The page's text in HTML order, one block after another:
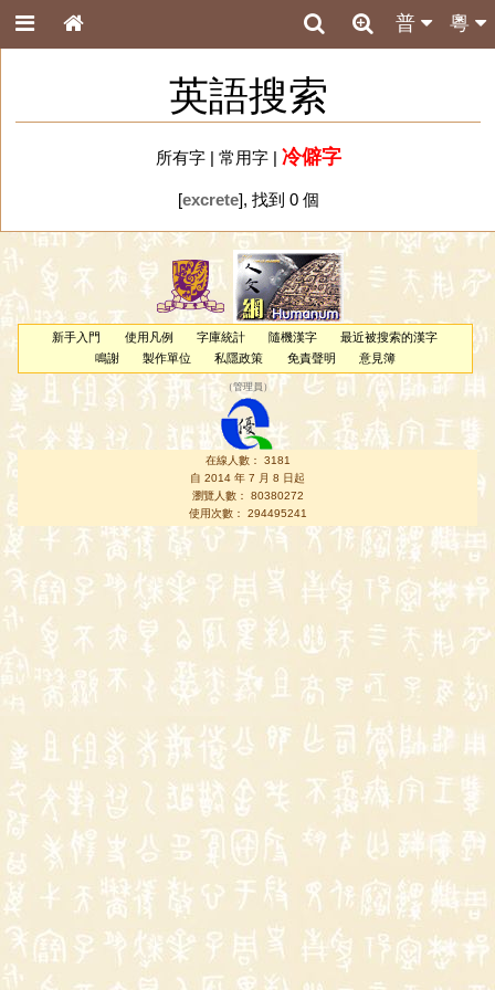
粵
普
英語搜索
所有字| 常用字| 冷僻字
[excrete], 找到 0 個
新手入門 使用凡例 字庫統計 隨機漢字
最近被搜索的漢字
鳴謝
製作單位 私隱政策 免責聲明 意見簿
（管理員 ）
在線人數： 3181
自 2014 年 7 月 8 日起
瀏覽人數： 80380272
使用次數： 294495241